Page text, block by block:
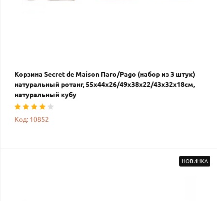
Корзина Secret de Maison Паго/Pago (набор из 3 штук)
натуральный ротанг, 55х44х26/49х38х22/43х32х18см,
натуральный кубу
Код: 10852
НОВИНКА